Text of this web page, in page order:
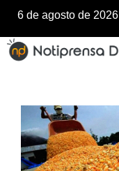
6 de agosto de 2026